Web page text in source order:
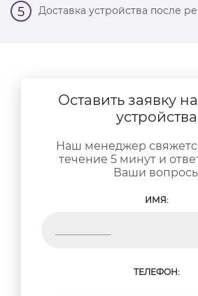
5 Доставка устройства после
Оставить заявку
устройства
Наш менеджер
течение 5 минут и
Ваши
ИМЯ:
ТЕЛЕФОН: